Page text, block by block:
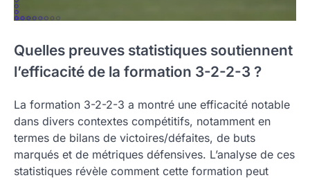
Quelles preuves statistiques soutiennent
l’efficacité de la formation 3-2-2-3 ?
La formation 3-2-2-3 a montré une efficacité notable
dans divers contextes compétitifs, notamment en
termes de bilans de victoires/défaites, de buts
marqués et de métriques défensives. L’analyse de ces
statistiques révèle comment cette formation peut